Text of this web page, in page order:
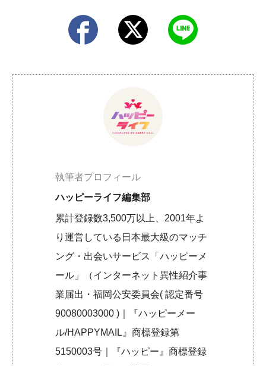
執筆者プロフィール
ハッピーライフ編集部
累計登録数3,500万以上、2001年よ
り運営している日本最大級のマッチ
ング・出会いサービス「ハッピーメ
ール」（インターネット異性紹介事
業届出・福岡公安委員会( 認定番号
90080003000 )｜『ハッピーメー
ル/HAPPYMAIL』商標登録第
5150003号｜『ハッピー』商標登録